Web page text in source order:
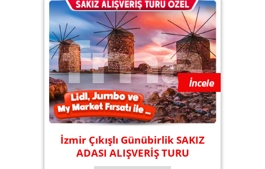
İzmir Çıkışlı Günübirlik SAKIZ
ADASI ALIŞVERİŞ TURU